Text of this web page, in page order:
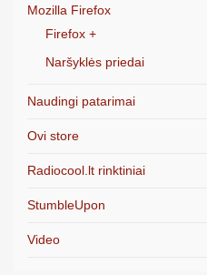
Mozilla Firefox
Firefox +
Naršyklės priedai
Naudingi patarimai
Ovi store
Radiocool.lt rinktiniai
StumbleUpon
Video